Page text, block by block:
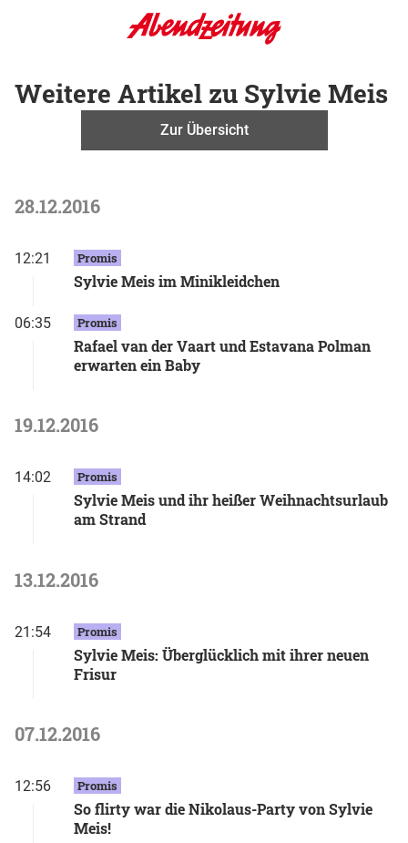
Weitere Artikel zu Sylvie Meis
Zur Übersicht
28.12.2016
12:21 Promis
Sylvie Meis im Minikleidchen
06:35 Promis
Rafael van der Vaart und Estavana Polman
erwarten ein Baby
19.12.2016
14:02 Promis
Sylvie Meis und ihr heißer Weihnachtsurlaub
am Strand
13.12.2016
21:54 Promis
Sylvie Meis: Überglücklich mit ihrer neuen
Frisur
07.12.2016
12:56 Promis
So flirty war die Nikolaus-Party von Sylvie
Meis!